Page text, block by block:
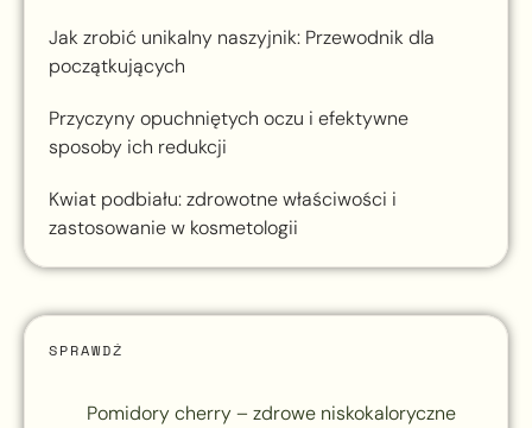
Jak zrobić unikalny naszyjnik: Przewodnik dla
początkujących
Przyczyny opuchniętych oczu i efektywne
sposoby ich redukcji
Kwiat podbiału: zdrowotne właściwości i
zastosowanie w kosmetologii
SPRAWDŹ
Pomidory cherry – zdrowe niskokaloryczne